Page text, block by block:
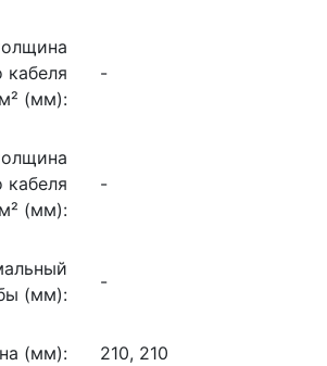
кабеля
(мм):
-
кабеля
(мм):
-
(мм):
-
(мм): 210, 210